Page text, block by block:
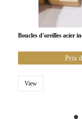
Boucles d'oreilles acier
Prix
View